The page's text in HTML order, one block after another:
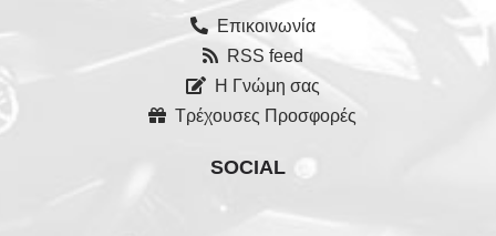
Επικοινωνία
RSS feed
Η Γνώμη σας
Τρέχουσες Προσφορές
SOCIAL